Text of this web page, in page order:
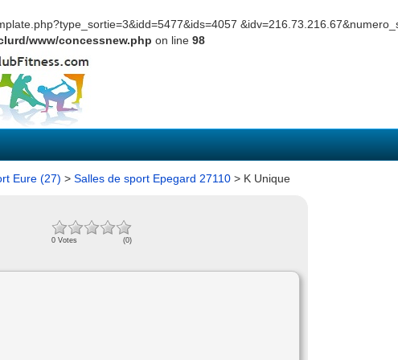
www/concessnew.php on line 98
Eure (27) > Salles de sport Epegard 27110 > K Unique
0 Votes (0)